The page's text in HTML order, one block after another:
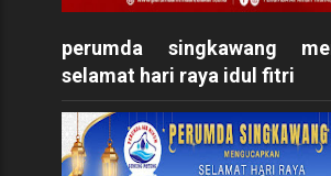
perumda singkawang
selamat hari raya idul fitri